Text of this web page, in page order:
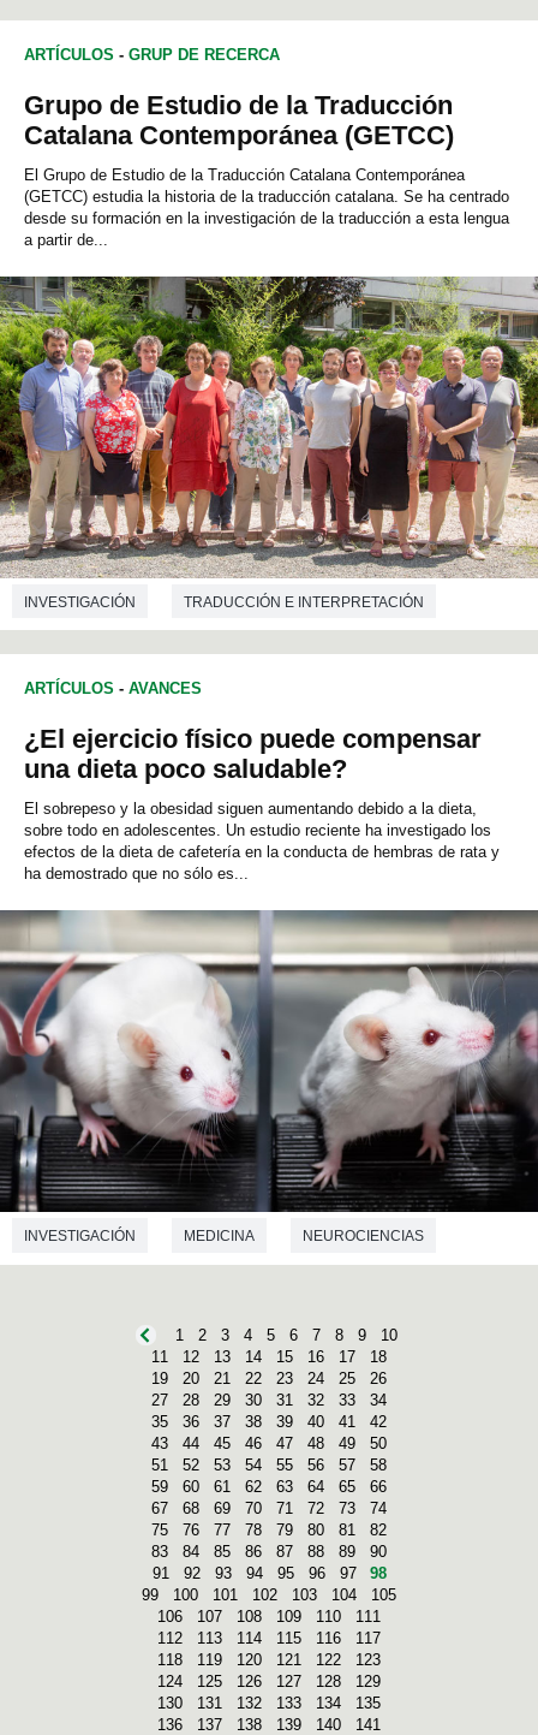
PSICOLOGÍA SOCIAL
ARTÍCULOS - GRUP DE RECERCA
Grupo de Estudio de la Traducción
Catalana Contemporánea (GETCC)
El Grupo de Estudio de la Traducción Catalana Contemporánea
(GETCC) estudia la historia de la traducción catalana. Se ha centrado
desde su formación en la investigación de la traducción a esta lengua
a partir de...
INVESTIGACIÓN TRADUCCIÓN E INTERPRETACIÓN
ARTÍCULOS - AVANCES
¿El ejercicio físico puede compensar
una dieta poco saludable?
El sobrepeso y la obesidad siguen aumentando debido a la dieta,
sobre todo en adolescentes. Un estudio reciente ha investigado los
efectos de la dieta de cafetería en la conducta de hembras de rata y
ha demostrado que no sólo es...
INVESTIGACIÓN MEDICINA NEUROCIENCIAS
1 2 3 4 5 6 7 8 9
10
11
12 13 14 15 16 17
18
19
20 21 22 23 24 25
26
27
28 29 30 31 32 33
34
35
36 37 38 39 40 41
42
43
44 45 46 47 48 49
50
51
52 53 54 55 56 57
58
59
60 61 62 63 64 65
66
67
68 69 70 71 72 73
74
75
76 77 78 79 80 81
82
83
84 85 86 87 88 89
90
91
92 93 94 95 96 97
98
99
100 101 102 103 104
105
106
107 108 109 110
111
112
113 114 115 116
117
118
119 120 121 122
123
124
125 126 127 128
129
130
131 132 133 134
135
136
137 138 139 140
141